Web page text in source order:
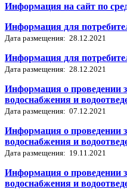
Информация на сайт по
Информация для
Дата размещения: 28.12.2021
Информация для
Дата размещения: 28.12.2021
Информация о проведении
водоснабжения и
Дата размещения: 07.12.2021
Информация о проведении
водоснабжения и
Дата размещения: 19.11.2021
Информация о проведении
водоснабжения и